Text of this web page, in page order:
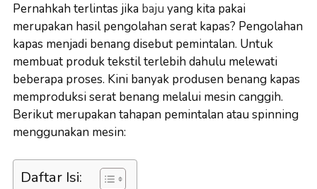
Pernahkah terlintas jika baju yang kita pakai
merupakan hasil pengolahan serat kapas? Pengolahan
kapas menjadi benang disebut pemintalan. Untuk
membuat produk tekstil terlebih dahulu melewati
beberapa proses. Kini banyak produsen benang kapas
memproduksi serat benang melalui mesin canggih.
Berikut merupakan tahapan pemintalan atau spinning
menggunakan mesin:
Daftar Isi: